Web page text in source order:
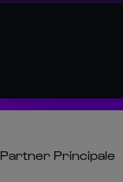
Partner Principale